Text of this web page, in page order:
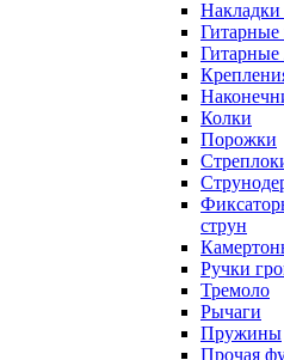
Накладки
Гитарные
Колки
Порожки
струн
Ручки
Тремоло
Рычаги
Пружины
Прочая